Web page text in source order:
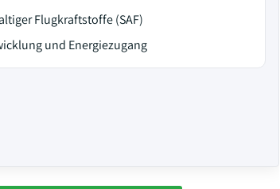
Flugkraftstoffe (SAF)
und Energiezugang